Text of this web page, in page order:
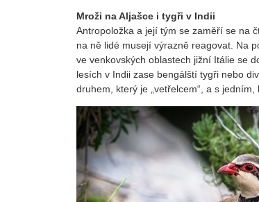
Mroži na Aljašce i tygři v Indii
Antropoložka a její tým se zaměří se na
na ně lidé musejí výrazně reagovat. Na
ve venkovských oblastech jižní Itálie se
lesích v Indii zase bengálští tygři nebo
druhem, který je „vetřelcem“, a s jedním,